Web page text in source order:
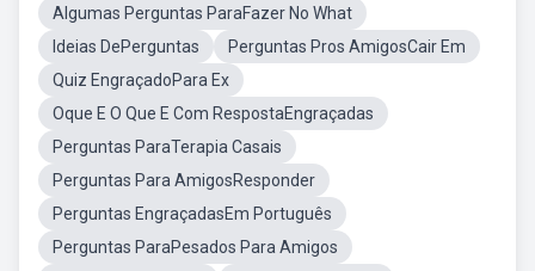
Algumas Perguntas ParaFazer No What
Ideias DePerguntas
Perguntas Pros AmigosCair Em
Quiz EngraçadoPara Ex
Oque E O Que E Com RespostaEngraçadas
Perguntas ParaTerapia Casais
Perguntas Para AmigosResponder
Perguntas EngraçadasEm Português
Perguntas ParaPesados Para Amigos